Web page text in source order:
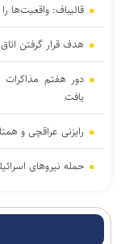
قالیباف: واقعیت‌ها
هدف قرار گرفتن
دور هفتم مذاکرات
یافت
رایزنی عراقچی و
حمله نیروهای
پنتاگون با افشای